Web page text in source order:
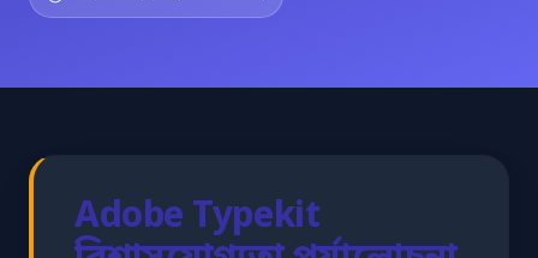
Adobe Typekit